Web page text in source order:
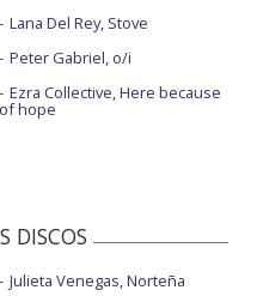
Lana Del Rey, Stove
Peter Gabriel, o/i
Ezra Collective, Here because
of hope
DISCOS
Julieta Venegas, Norteña